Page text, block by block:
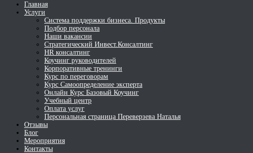
Главная
Услуги
Система поддержки бизнеса. Продукты
Подбор персонала
Наши вакансии
Стратегический Инвест.Консалтинг
HR консалтинг
Коучинг руководителей
Корпоративные тренинги
Курс по переговорам
Курс Самоопределение эксперта
Онлайн Курс Базовый Коучинг
Учебный центр
Оплата услуг
Персональная страница Переверзева Наталья
Отзывы
Блог
Мероприятия
Контакты